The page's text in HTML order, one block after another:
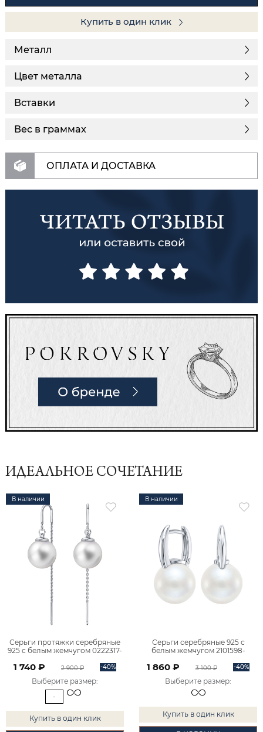
Купить в один клик
Металл
Цвет металла
Вставки
Вес в граммах
ОПЛАТА И ДОСТАВКА
ИДЕАЛЬНОЕ СОЧЕТАНИЕ
В наличии
Серьги протяжки серебряные
925 с белым жемчугом 0222317-
1 740 ₽ 2 900 ₽ -40%
Выберите размер:
-
Купить в один клик
В наличии
Серьги серебряные 925 с
белым жемчугом 2101598-
1 860 ₽ 3 100 ₽ -40%
Выберите размер:
Купить в один клик